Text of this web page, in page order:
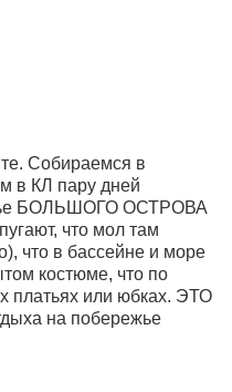
Собираемся в
в КЛ пару дней
БОЛЬШОГО ОСТРОВА
что мол там
что в бассейне и море
костюме, что по
платьях или юбках. ЭТО
на побережье